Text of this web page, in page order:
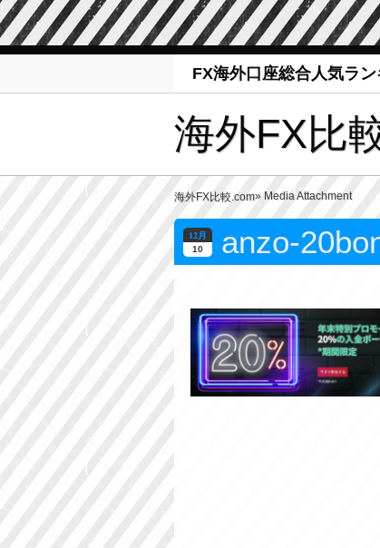
FX海外口座総合人気ラ
海外FX比
海外FX比較.com» Media Attachment
12月
10 anzo-